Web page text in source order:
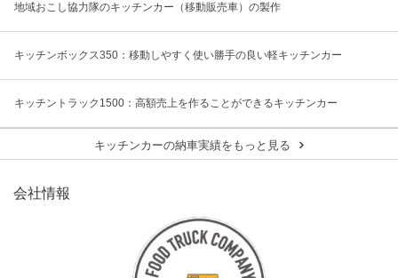
地域おこし協力隊のキッチンカー（移動販売車）の製作
キッチンボックス350：移動しやすく使い勝手の良い軽キッチンカー
キッチントラック1500：高額売上を作ることができるキッチンカー
キッチンカーの納車実績をもっと見る
会社情報